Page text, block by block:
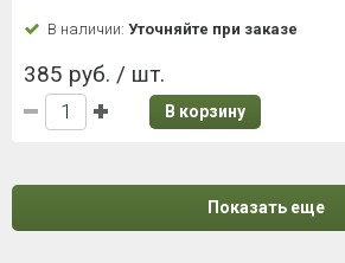
В наличии: Уточняйте при заказе
385 руб. / шт.
В корзину
Показать еще